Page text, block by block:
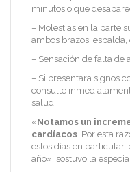
minutos o que
– Molestias en la parte
ambos brazos,
– Sensación de falta de
– Si presentara signos
consulte
salud.
«Notamos un
cardíacos. Por esta
estos días en
año», sostuvo la